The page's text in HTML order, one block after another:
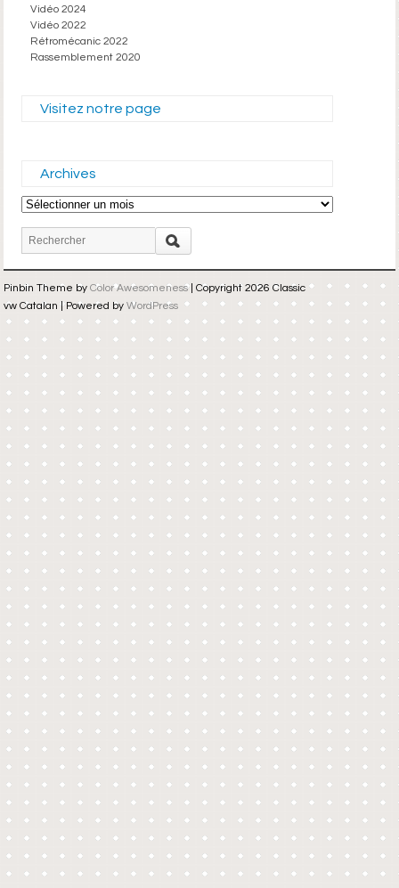
Vidéo 2024
Vidéo 2022
Rétromécanic 2022
Rassemblement 2020
Visitez notre page
Archives
Archives
Pinbin Theme by Color Awesomeness| Copyright 2026 Classic
vw Catalan | Powered by WordPress